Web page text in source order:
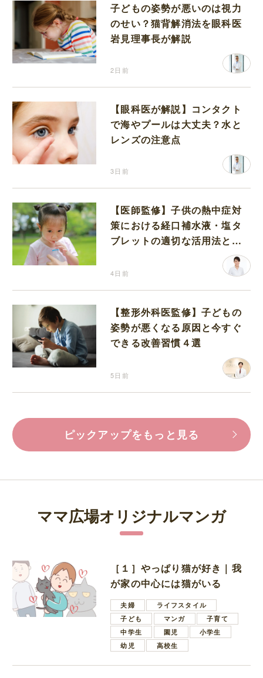
子どもの姿勢が悪いのは視力
のせい？猫背解消法を眼科医
岩見理事長が解説
2日前
【眼科医が解説】コンタクト
で海やプールは大丈夫？水と
レンズの注意点
3日前
【医師監修】子供の熱中症対
策における経口補水液・塩タ
ブレットの適切な活用法と水
4日前
【整形外科医監修】子どもの
姿勢が悪くなる原因と今すぐ
できる改善習慣４選
5日前
ピックアップをもっと見る
ママ広場オリジナルマンガ
［１］やっぱり猫が好き｜我
が家の中心には猫がいる
夫婦
ライフスタイル
子ども
マンガ
子育て
中学生
園児
小学生
幼児
高校生